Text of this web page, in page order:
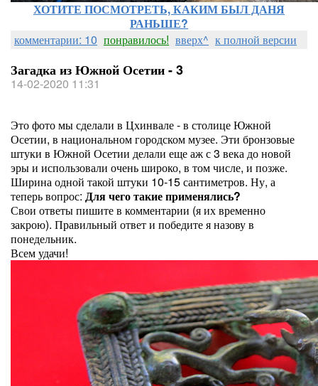
ХОТИТЕ ПОСМОТРЕТЬ, КАКИМ БЫЛ ДАНЯ
РАНЬШЕ?
комментарии: 10 понравилось! вверх^ к полной версии
Загадка из Южной Осетии - 3
14-02-2020 11:31
Это фото мы сделали в Цхинвале - в столице Южной
Осетии, в национальном городском музее. Эти бронзовые
штуки в Южной Осетии делали еще аж с 3 века до новой
эры и использовали очень широко, в том числе, и позже.
Ширина одной такой штуки 10-15 сантиметров. Ну, а
теперь вопрос: Для чего такие применялись?
Свои ответы пишите в комментарии (я их временно
закрою). Правильный ответ и победите я назову в
понедельник.
Всем удачи!